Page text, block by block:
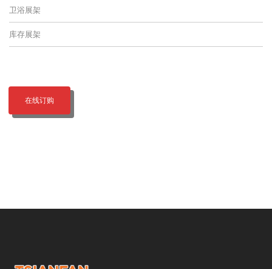
卫浴展架
库存展架
在线订购